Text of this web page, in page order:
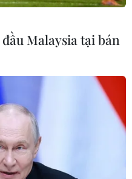
Malaysia tại bán